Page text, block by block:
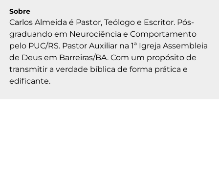
Sobre
Carlos Almeida é Pastor, Teólogo e Escritor. Pós-
graduando em Neurociência e Comportamento
pelo PUC/RS. Pastor Auxiliar na 1ª Igreja Assembleia
de Deus em Barreiras/BA. Com um propósito de
transmitir a verdade bíblica de forma prática e
edificante.